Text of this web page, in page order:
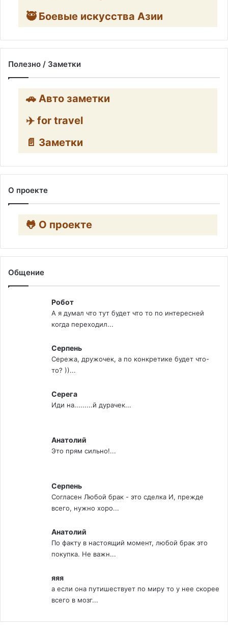
🥷 Боевые искусства Азии
Полезно / Заметки
🚗 Авто заметки
✈️ for travel
📄 Заметки
О проекте
🐸 О проекте
Общение
Робот
А я думал что тут будет что то по интересней
когда переходил...
Серпень
Сережа, дружочек, а по конкретике будет что-
то? ))...
Серега
Иди на.........й дурачек...
Анатолий
Это прям сильно!...
Серпень
Согласен Любой брак - это сделка И, прежде
всего, нужно хоро...
Анатолий
По факту в настоящий момент, любой брак это
покупка. Не важн...
яяя
а если она путишествует по миру то у нее скорее
всего в мозг...